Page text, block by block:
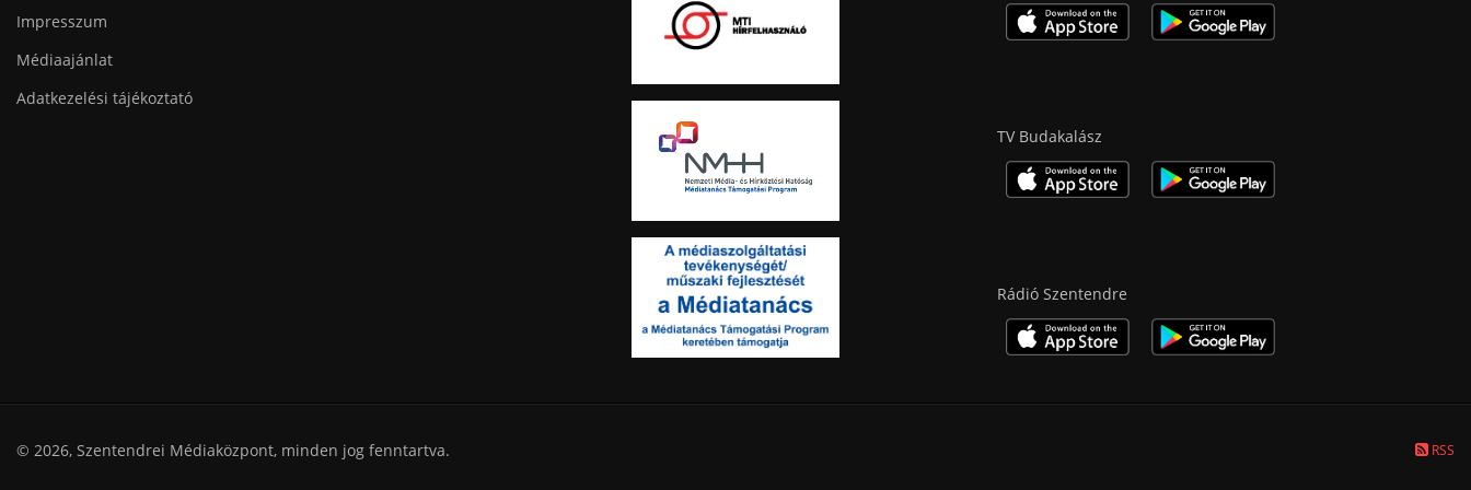
Impresszum
Médiaajánlat
Adatkezelési tájékoztató
TV Budakalász
Rádió Szentendre
© 2026, Szentendrei Médiaközpont, minden jog fenntartva. RSS